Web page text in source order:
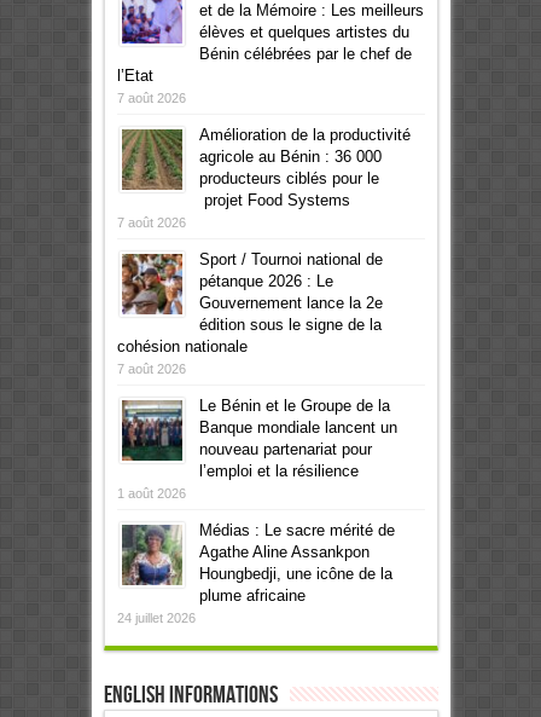
et de la Mémoire : Les meilleurs
élèves et quelques artistes du
Bénin célébrées par le chef de
l’Etat
7 août 2026
Amélioration de la productivité
agricole au Bénin : 36 000
producteurs ciblés pour le
projet Food Systems
7 août 2026
Sport / Tournoi national de
pétanque 2026 : Le
Gouvernement lance la 2e
édition sous le signe de la
cohésion nationale
7 août 2026
Le Bénin et le Groupe de la
Banque mondiale lancent un
nouveau partenariat pour
l’emploi et la résilience
1 août 2026
Médias : Le sacre mérité de
Agathe Aline Assankpon
Houngbedji, une icône de la
plume africaine
24 juillet 2026
English informations